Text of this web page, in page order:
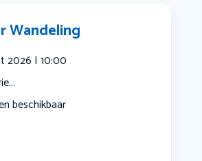
Wandeling
2026 | 10:00
beschikbaar